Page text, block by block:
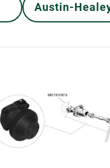
Austin-